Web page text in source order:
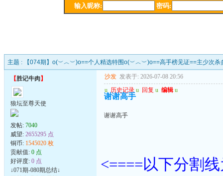
主题 : 【074期】o(︶︿︶)o==个人精选特围o(︶︿︶)o==高手榜见证==主少次杀
【胜记牛肉】
狼坛至尊天使
发帖: 7040
威望: 2655295 点
铜币: 1545020 枚
贡献值: 0 点
好评度: 0 点
↓071期-080期总结↓
沙发 发表于: 2026-07-08 20:56
u 历史记录 u 回复 u 编辑 u
谢谢高手
谢谢高手
<====以下分割